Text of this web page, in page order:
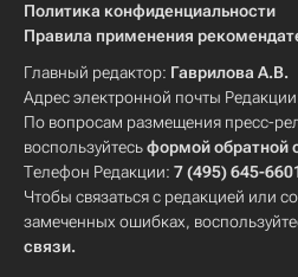
Политика конфиденциальности
Правила применения
Главный редактор: Гаврилова А.В.
Адрес электронной почты
По вопросам размещения пресс-
воспользуйтесьформой обратной
Телефон Редакции: 7 (495) 645-
Чтобы связаться с редакцией или
замеченных ошибках,
связи.